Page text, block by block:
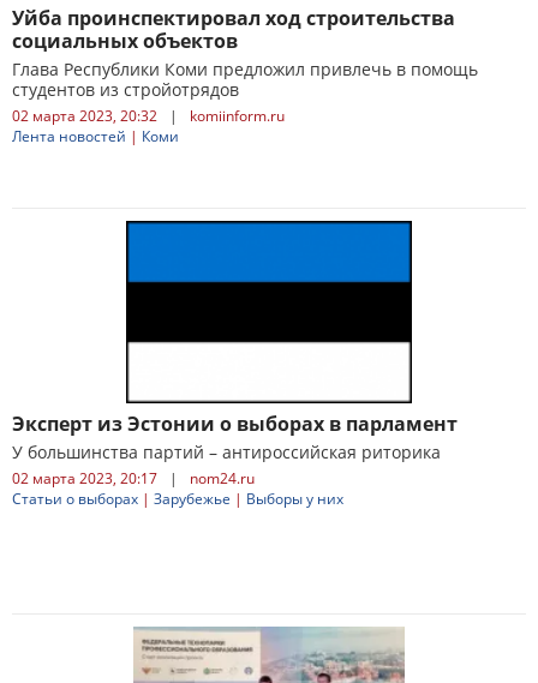
Уйба проинспектировал ход строительства
социальных объектов
Глава Республики Коми предложил привлечь в помощь
студентов из стройотрядов
02 марта 2023, 20:32 |
komiinform.ru
Лента новостей | Коми
Эксперт из Эстонии о выборах в парламент
У большинства партий – антироссийская риторика
02 марта 2023, 20:17 |
nom24.ru
Статьи о выборах | Зарубежье | Выборы у них